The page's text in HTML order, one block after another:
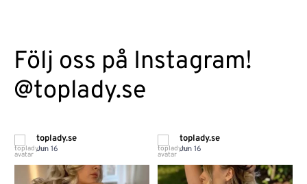
Följ oss på Instagram!
@toplady.se
toplady.se
Jun 16
toplady.se
Jun 16